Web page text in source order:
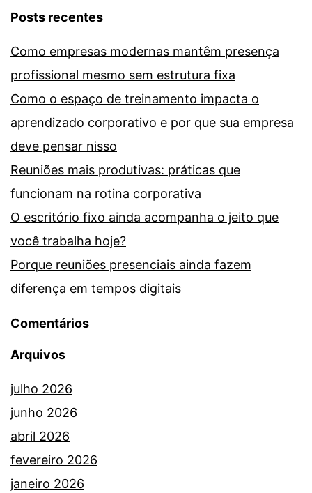
Posts recentes
Como empresas modernas mantêm presença
profissional mesmo sem estrutura fixa
Como o espaço de treinamento impacta o
aprendizado corporativo e por que sua empresa
deve pensar nisso
Reuniões mais produtivas: práticas que
funcionam na rotina corporativa
O escritório fixo ainda acompanha o jeito que
você trabalha hoje?
Porque reuniões presenciais ainda fazem
diferença em tempos digitais
Comentários
Arquivos
julho 2026
junho 2026
abril 2026
fevereiro 2026
janeiro 2026